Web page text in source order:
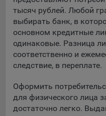
Компании, которой мы
данной цели:
Сервис хранения
компанией, согласно
технолоджи», 220069 г.
пом.44.
Рекламные Cookie
Отключение рекламных
тысяч рублей. Любой
выбирать банк, в
основном кредитные
одинаковые. Разница
соответственно и
следствие, в переплате.
Оформить
для физического лица
достаточно легко.